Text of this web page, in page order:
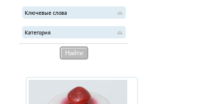
Ключевые слова
Категория